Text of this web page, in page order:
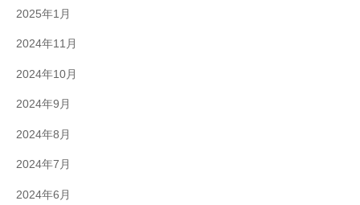
2025年1月
2024年11月
2024年10月
2024年9月
2024年8月
2024年7月
2024年6月